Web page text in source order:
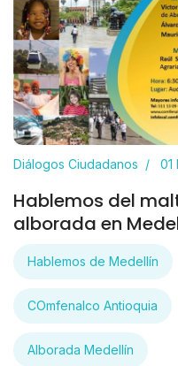
Hablemos del
alborada en
Diálogos Ciudadanos 01
Hablemos de Medellín
COmfenalco Antioquia
Alborada Medellín